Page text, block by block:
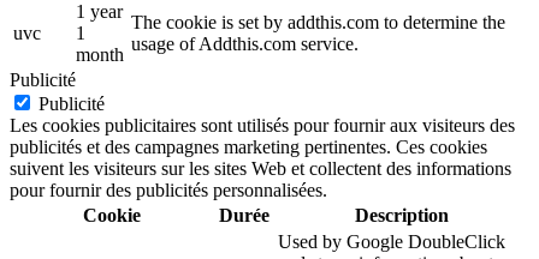
uvc
1 year
1
month
The cookie is set by addthis.com to determine the
usage of Addthis.com service.
Publicité
Publicité
Les cookies publicitaires sont utilisés pour fournir aux visiteurs des
publicités et des campagnes marketing pertinentes. Ces cookies
suivent les visiteurs sur les sites Web et collectent des informations
pour fournir des publicités personnalisées.
Cookie
Durée Description
Used by Google DoubleClick